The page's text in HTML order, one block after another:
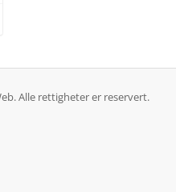
Alle rettigheter er reservert.